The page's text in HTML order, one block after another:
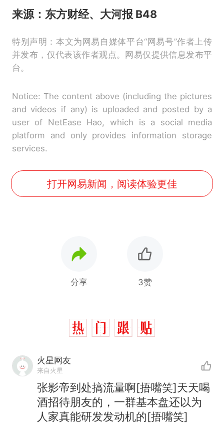
来源：东方财经、大河报 B48
特别声明：本文为网易自媒体平台“网易号”作者上传
并发布，仅代表该作者观点。网易仅提供信息发布平
台。
Notice: The content above (including the pictures
and videos if any) is uploaded and posted by a
user of NetEase Hao, which is a social media
platform and only provides information storage
services.
打开网易新闻，阅读体验更佳
分享 3赞
火星网友
来自火星
张影帝到处搞流量啊[捂嘴笑]天天喝
酒招待朋友的，一群基本盘还以为
人家真能研发发动机的[捂嘴笑]